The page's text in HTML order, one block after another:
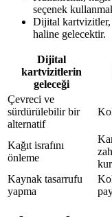
seçenek
Dijital kartvizitler,
haline gelecektir.
Dijital
kartvizitlerin
geleceği
Çevreci ve
sürdürülebilir bir
alternatif
Kağıt israfını
önleme
Kaynak tasarrufu
yapma